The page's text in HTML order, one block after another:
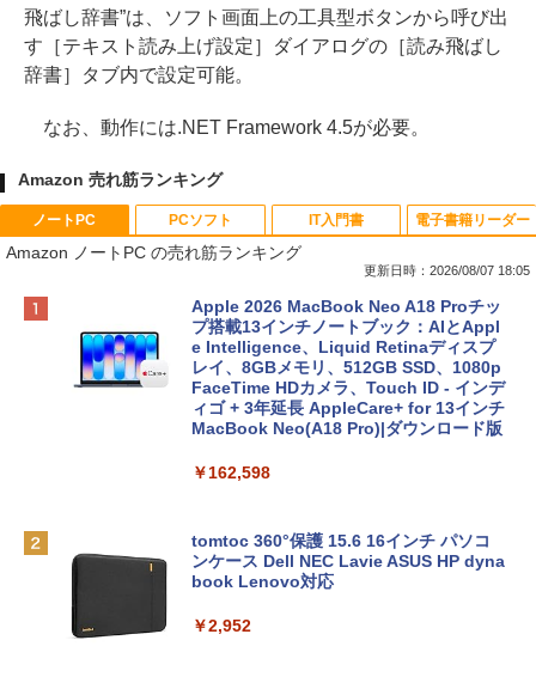
飛ばし辞書”は、ソフト画面上の工具型ボタンから呼び出
す［テキスト読み上げ設定］ダイアログの［読み飛ばし
辞書］タブ内で設定可能。
なお、動作には.NET Framework 4.5が必要。
Amazon 売れ筋ランキング
ノートPC
Amazon ノートPC の売れ筋ランキング
更新日時：2026/08/07 18:05
Apple 2026 MacBook Neo A18 Proチッ
プ搭載13インチノートブック：AIとAppl
e Intelligence、Liquid Retinaディスプ
レイ、8GBメモリ、512GB SSD、1080p
FaceTime HDカメラ、Touch ID - インデ
ィゴ + 3年延長 AppleCare+ for 13インチ
MacBook Neo(A18 Pro)|ダウンロード版
￥162,598
tomtoc 360°保護 15.6 16インチ パソコ
ンケース Dell NEC Lavie ASUS HP dyna
book Lenovo対応
￥2,952
PCソフト IT入門書 電子書籍リーダー